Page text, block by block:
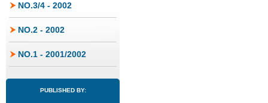
NO.3/4 - 2002
NO.2 - 2002
NO.1 - 2001/2002
PUBLISHED BY: